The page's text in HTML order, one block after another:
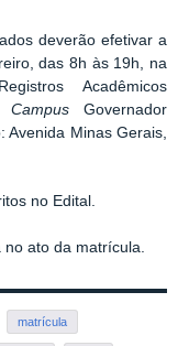
deverão efetivar a
das 8h às 19h, na
Acadêmicos
-Campus Governador
Minas Gerais,
no Edital.
ato da matrícula.
matrícula